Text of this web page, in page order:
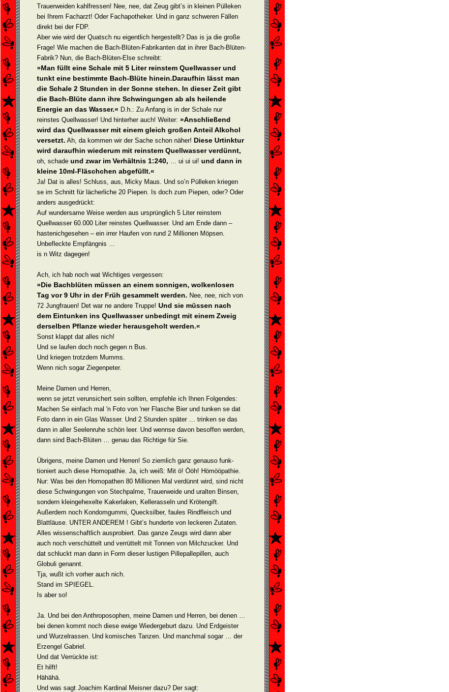
Trauerweiden kahlfressen! Nee, nee, dat Zeug gibt’s in kleinen Pülleken
bei Ihrem Facharzt! Oder Fachapotheker. Und in ganz schweren Fällen
direkt bei der FDP.
Aber wie wird der Quatsch nu eigentlich hergestellt? Das is ja die große
Frage! Wie machen die Bach-Blüten-Fabrikanten dat in ihrer Bach-Blüten-
Fabrik? Nun, die Bach-Blüten-Else schreibt:
»Man füllt eine Schale mit 5 Liter reinstem Quellwasser und
tunkt eine bestimmte Bach-Blüte hinein.Daraufhin lässt man
die Schale 2 Stunden in der Sonne stehen. In dieser Zeit gibt
die Bach-Blüte dann ihre Schwingungen ab als heilende
Energie an das Wasser.« D.h.: Zu Anfang is in der Schale nur
reinstes Quellwasser! Und hinterher auch! Weiter: »Anschließend
wird das Quellwasser mit einem gleich großen Anteil Alkohol
versetzt. Ah, da kommen wir der Sache schon näher! Diese Urtinktur
wird daraufhin wiederum mit reinstem Quellwasser verdünnt,
oh, schade und zwar im Verhältnis 1:240, … ui ui ui! und dann in
kleine 10ml-Fläschchen abgefüllt.«
Ja! Dat is alles! Schluss, aus, Micky Maus. Und so’n Pülleken kriegen
se im Schnitt für lächerliche 20 Piepen. Is doch zum Piepen, oder? Oder
anders ausgedrückt:
Auf wundersame Weise werden aus ursprünglich 5 Liter reinstem
Quellwasser 60.000 Liter reinstes Quellwasser. Und am Ende dann –
hastenichgesehen – ein irrer Haufen von rund 2 Millionen Möpsen.
Unbefleckte Empfängnis …
is n Witz dagegen!
Ach, ich hab noch wat Wichtiges vergessen:
»Die Bachblüten müssen an einem sonnigen, wolkenlosen
Tag vor 9 Uhr in der Früh gesammelt werden. Nee, nee, nich von
72 Jungfrauen! Det war ne andere Truppe! Und sie müssen nach
dem Eintunken ins Quellwasser unbedingt mit einem Zweig
derselben Pflanze wieder herausgeholt werden.«
Sonst klappt dat alles nich!
Und se laufen doch noch gegen n Bus.
Und kriegen trotzdem Mumms.
Wenn nich sogar Ziegenpeter.
Meine Damen und Herren,
wenn se jetzt verunsichert sein sollten, empfehle ich Ihnen Folgendes:
Machen Se einfach mal 'n Foto von 'ner Flasche Bier und tunken se dat
Foto dann in ein Glas Wasser. Und 2 Stunden später … trinken se das
dann in aller Seelenruhe schön leer. Und wennse davon besoffen werden,
dann sind Bach-Blüten … genau das Richtige für Sie.
Übrigens, meine Damen und Herren! So ziemlich ganz genauso funk-
tioniert auch diese Homopathie. Ja, ich weiß: Mit ö! Ööh! Hömööpathie.
Nur: Was bei den Homopathen 80 Millionen Mal verdünnt wird, sind nicht
diese Schwingungen von Stechpalme, Trauerweide und uralten Binsen,
sondern kleingehexelte Kakerlaken, Kellerasseln und Krötengift.
Außerdem noch Kondomgummi, Quecksilber, faules Rindfleisch und
Blattläuse. UNTER ANDEREM ! Gibt’s hunderte von leckeren Zutaten.
Alles wissenschaftlich ausprobiert. Das ganze Zeugs wird dann aber
auch noch verschüttelt und verrüttelt mit Tonnen von Milchzucker. Und
dat schluckt man dann in Form dieser lustigen Pillepallepillen, auch
Globuli genannt.
Tja, wußt ich vorher auch nich.
Stand im SPIEGEL.
Is aber so!
Ja. Und bei den Anthroposophen, meine Damen und Herren, bei denen …
bei denen kommt noch diese ewige Wiedergeburt dazu. Und Erdgeister
und Wurzelrassen. Und komisches Tanzen. Und manchmal sogar … der
Erzengel Gabriel.
Und dat Verrückte ist:
Et hilft!
Hähähä.
Und was sagt Joachim Kardinal Meisner dazu? Der sagt: